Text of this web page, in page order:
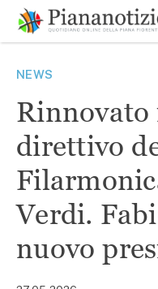
contenuto
SEARCH
NEWS
direttivo
Verdi.
nuovo